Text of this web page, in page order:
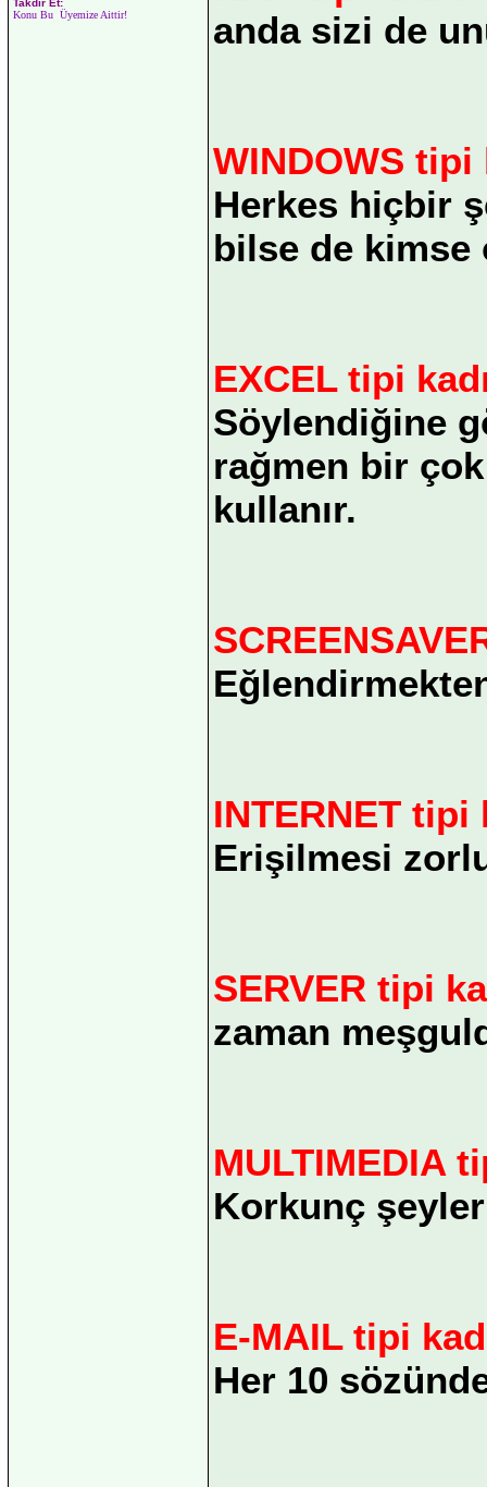
Takdir Et:
Konu Bu Üyemize Aittir!
anda sizi de
WINDOWS tipi
Herkes hiçbir
bilse de kimse
EXCEL tipi
Söylendiğine
rağmen bir
kullanır.
INTERNET tipi
Erişilmesi
SERVER tipi
zaman
MULTIMEDIA
Korkunç
E-MAIL tipi
Her 10